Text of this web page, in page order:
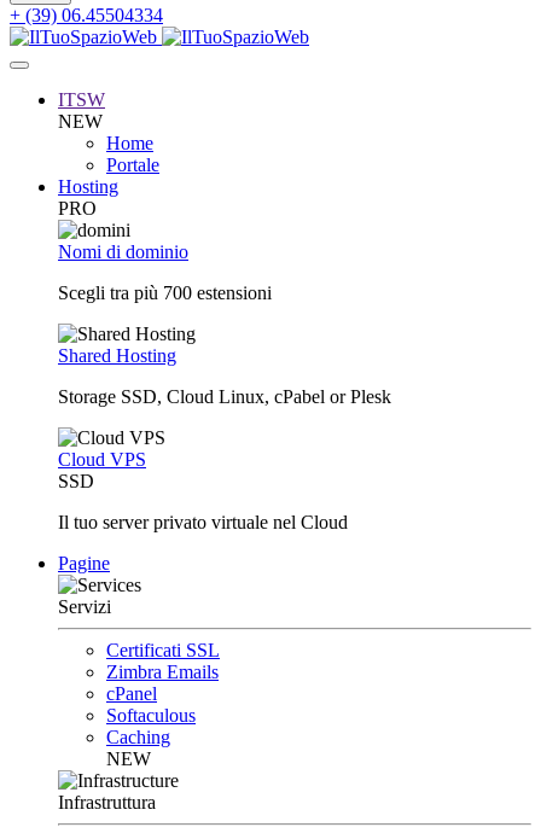
+ (39) 06.45504334
ITSW
NEW
Home
Portale
Hosting
PRO
Nomi di dominio
Scegli tra più 700 estensioni
Shared Hosting
Storage SSD, Cloud Linux, cPabel or Plesk
Cloud VPS
SSD
Il tuo server privato virtuale nel Cloud
Pagine
Servizi
Certificati SSL
Zimbra Emails
cPanel
Softaculous
Caching
NEW
Infrastruttura